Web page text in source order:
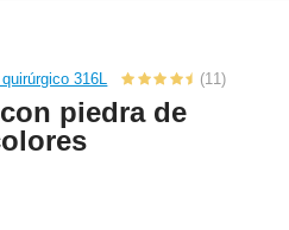
316L (11)
piedra de